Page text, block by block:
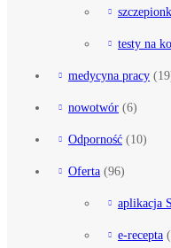
testy na
medycyna pracy
nowotwór (6)
Odporność (10)
Oferta (96)
aplikacja
e-recepta